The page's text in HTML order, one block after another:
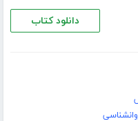
دانلود کتاب